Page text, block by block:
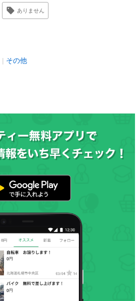
ありません
その他